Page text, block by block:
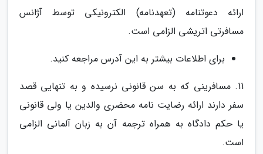
ارائه دعوتنامه (تعهدنامه) الکترونیکی توسط آژانس
مسافرتی اتریشی الزامی است.
برای اطلاعات بیشتر به این آدرس مراجعه کنید.
11. مسافرینی که به سن قانونی نرسیده و به تنهایی قصد
سفر دارند ارائه رضایت نامه محضری والدین یا ولی قانونی
یا حکم دادگاه به همراه ترجمه آن به زبان آلمانی الزامی
است.